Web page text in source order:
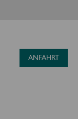
ANFAHRT